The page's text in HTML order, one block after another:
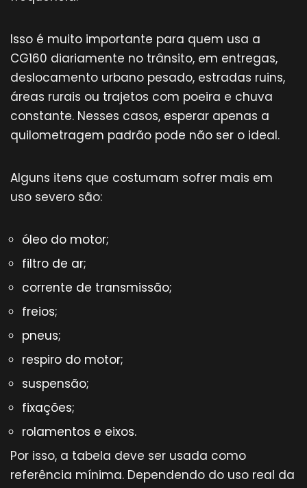
Isso é muito importante para quem usa a
CG160 diariamente no trânsito, em entregas,
deslocamento urbano pesado, estradas ruins,
áreas rurais ou trajetos com poeira e chuva
constante. Nesses casos, esperar apenas a
quilometragem padrão pode não ser o ideal.
Alguns itens que costumam sofrer mais em
uso severo são:
óleo do motor;
filtro de ar;
corrente de transmissão;
freios;
pneus;
respiro do motor;
suspensão;
fixações;
rolamentos e eixos.
Por isso, a tabela deve ser usada como
referência mínima. Dependendo do uso real da